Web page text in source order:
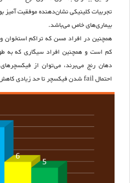
تجربیات کلینیکی نشان‌دهنده موفقیت آمیز
بیماری‌های خاص می‌باشد.
همچنین در افراد مسن که تراکم استخوان
کم است و همچنین افراد سیگاری که به
احتمال fail شدن فیکسچر تا حد زیادی کاهش یابد.